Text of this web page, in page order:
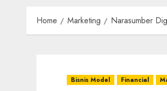
Home Marketing Narasumber
Bisnis Model Financial